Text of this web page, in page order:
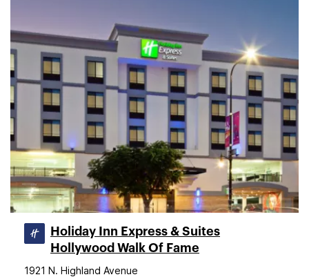
Holiday Inn Express & Suites
Hollywood Walk Of Fame
1921 N. Highland Avenue